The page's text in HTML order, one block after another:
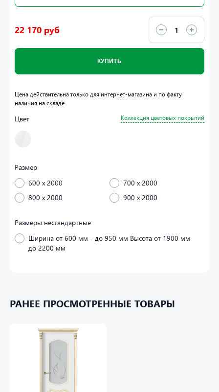
22 170 руб
КУПИТЬ
Цвет Коллекция цветовых покрытий
Размер
600 x 2000
700 x 2000
800 x 2000
900 x 2000
Размеры нестандартные
Ширина от 600 мм - до 950 мм Высота от 1900 мм
до 2200 мм
Цена действительна только для интернет-магазина и по факту
наличия на складе
РАНЕЕ ПРОСМОТРЕННЫЕ ТОВАРЫ